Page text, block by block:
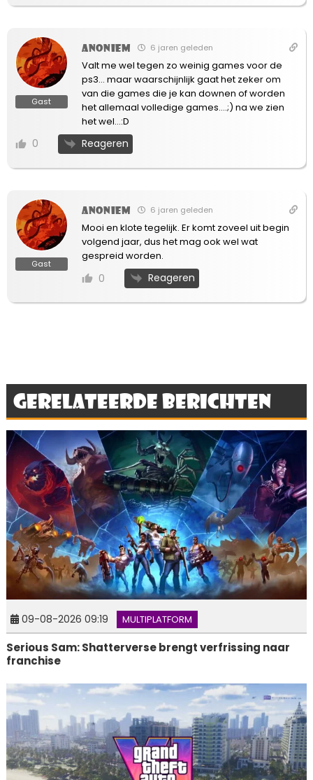
Gast
Anoniem 6 jaren geleden
Valt me wel tegen zo weinig games voor de
ps3… maar waarschijnlijk gaat het zeker om
van die games die je kan downen of worden
het allemaal volledige games….;) na we zien
het wel…:D
0 Reageren
Gast
Anoniem 6 jaren geleden
Mooi en klote tegelijk. Er komt zoveel uit begin
volgend jaar, dus het mag ook wel wat
gespreid worden.
0 Reageren
Gerelateerde berichten
09-08-2026 09:19 MULTIPLATFORM
Serious Sam: Shatterverse brengt verfrissing naar
franchise